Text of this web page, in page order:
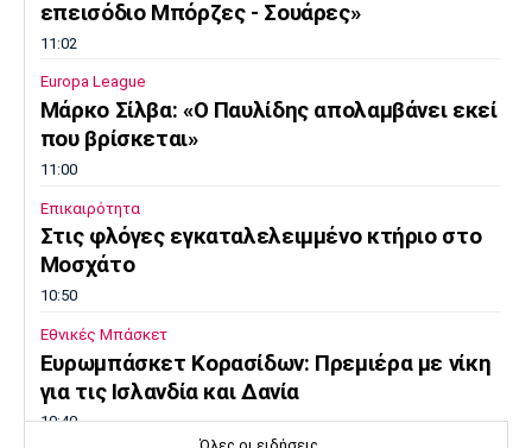
επεισόδιο Μπόρζες - Σουάρες»
11:02
Europa League
Μάρκο Σίλβα: «Ο Παυλίδης απολαμβάνει εκεί
που βρίσκεται»
11:00
Επικαιρότητα
Στις φλόγες εγκαταλελειμμένο κτήριο στο
Μοσχάτο
10:50
Εθνικές Μπάσκετ
Ευρωμπάσκετ Κορασίδων: Πρεμιέρα με νίκη
για τις Ισλανδία και Δανία
10:40